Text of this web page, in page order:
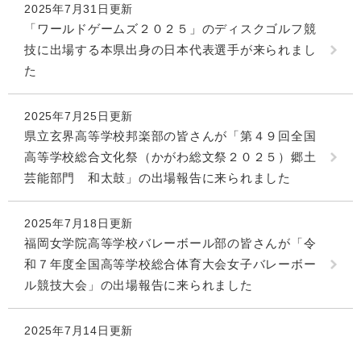
2025年7月31日更新
「ワールドゲームズ２０２５」のディスクゴルフ競
技に出場する本県出身の日本代表選手が来られまし
た
2025年7月25日更新
県立玄界高等学校邦楽部の皆さんが「第４９回全国
高等学校総合文化祭（かがわ総文祭２０２５）郷土
芸能部門 和太鼓」の出場報告に来られました
2025年7月18日更新
福岡女学院高等学校バレーボール部の皆さんが「令
和７年度全国高等学校総合体育大会女子バレーボー
ル競技大会」の出場報告に来られました
2025年7月14日更新